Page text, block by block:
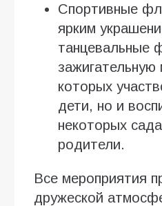
Спортивные
ярким
танцевальные
зажигательную
которых
дети, но и
некоторых
родители.
Все мероприятия
дружеской